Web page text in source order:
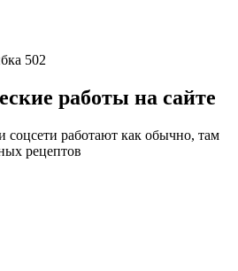
502
работы на сайте
работают как обычно, там
рецептов